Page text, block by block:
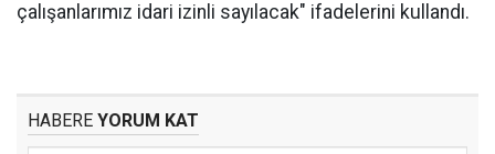
çalışanlarımız idari izinli sayılacak" ifadelerini kullandı.
HABERE YORUM KAT